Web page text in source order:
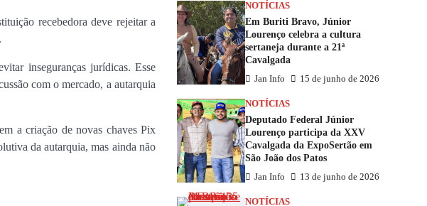
recebedora deve rejeitar a
inseguranças jurídicas. Esse
com o mercado, a autarquia
a criação de novas chaves Pix
da autarquia, mas ainda não
NOTÍCIAS
Em Buriti Bravo, Júnior
Lourenço celebra a cultura
sertaneja durante a 21ª
Cavalgada
Jan Info 15 de junho de 2026
NOTÍCIAS
Deputado Federal Júnior
Lourenço participa da XXV
Cavalgada da ExpoSertão em
São João dos Patos
Jan Info 13 de junho de 2026
NOTÍCIAS